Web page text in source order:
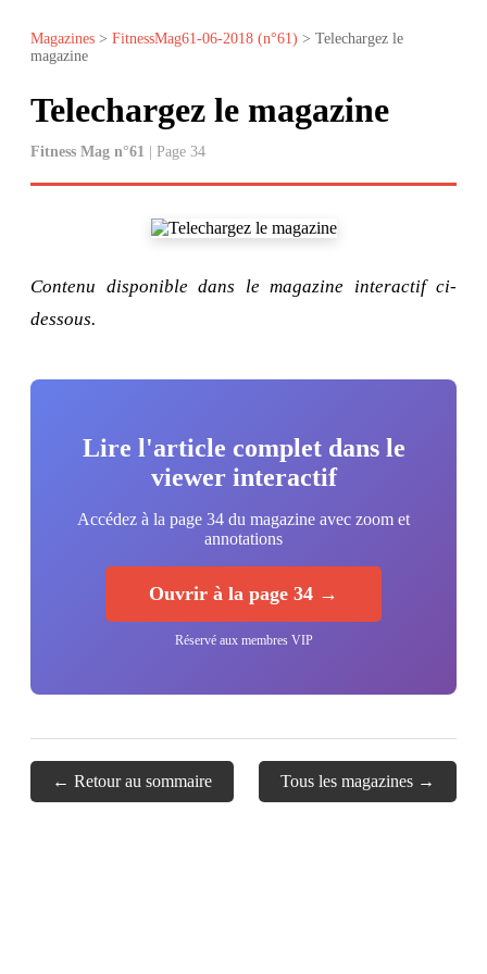
Magazines > FitnessMag61-06-2018 (n°61) > Telechargez le
magazine
Telechargez le magazine
Fitness Mag n°61 | Page 34
Contenu disponible dans le magazine interactif ci-
dessous.
Lire l'article complet dans le
viewer interactif
Accédez à la page 34 du magazine avec zoom et
annotations
Ouvrir à la page 34 →
Réservé aux membres VIP
← Retour au sommaire Tous les magazines →